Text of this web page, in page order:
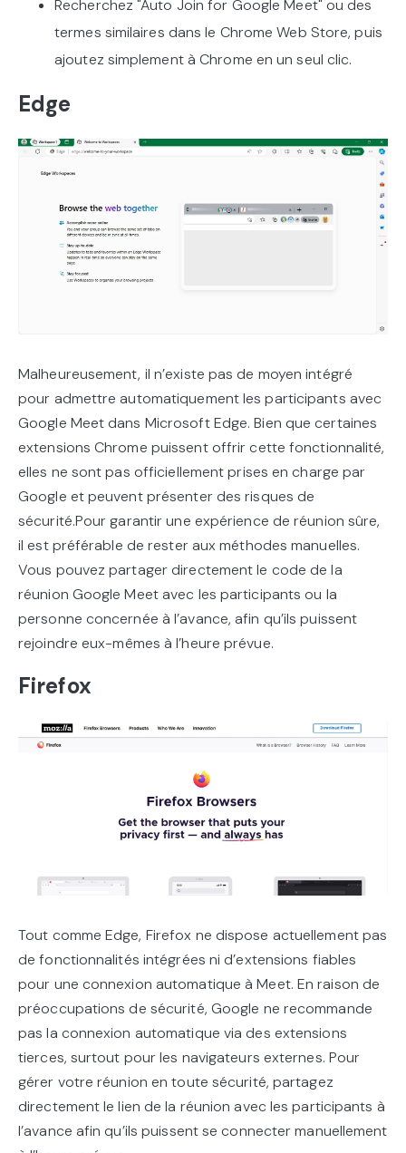
Recherchez "Auto Join for Google Meet" ou des
termes similaires dans le Chrome Web Store, puis
ajoutez simplement à Chrome en un seul clic.
Edge
Malheureusement, il n’existe pas de moyen intégré
pour admettre automatiquement les participants avec
Google Meet dans Microsoft Edge. Bien que certaines
extensions Chrome puissent offrir cette fonctionnalité,
elles ne sont pas officiellement prises en charge par
Google et peuvent présenter des risques de
sécurité.Pour garantir une expérience de réunion sûre,
il est préférable de rester aux méthodes manuelles.
Vous pouvez partager directement le code de la
réunion Google Meet avec les participants ou la
personne concernée à l’avance, afin qu’ils puissent
rejoindre eux-mêmes à l’heure prévue.
Firefox
Tout comme Edge, Firefox ne dispose actuellement pas
de fonctionnalités intégrées ni d’extensions fiables
pour une connexion automatique à Meet. En raison de
préoccupations de sécurité, Google ne recommande
pas la connexion automatique via des extensions
tierces, surtout pour les navigateurs externes. Pour
gérer votre réunion en toute sécurité, partagez
directement le lien de la réunion avec les participants à
l’avance afin qu’ils puissent se connecter manuellement